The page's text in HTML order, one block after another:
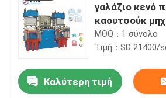
γαλάζιο κενό
καουτσούκ
παρασκευή
σιλικόνιο
MOQ：1 σύνολο
Τιμή：SD 21400/
Καλύτερη τιμή